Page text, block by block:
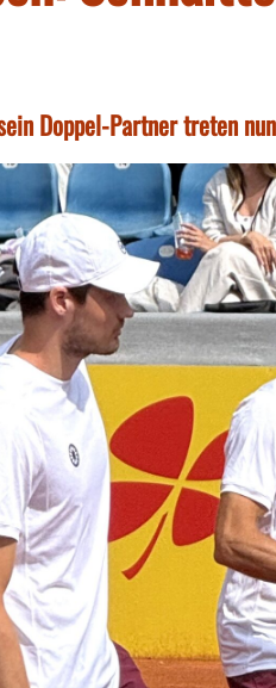
Doppel-Partner treten